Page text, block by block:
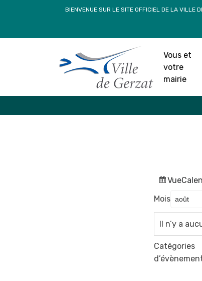
BIENVENUE SUR LE SITE OFFICIEL DE LA VILLE
Vous et
votre
mairie
Vue
Mois
Il n’y a
Catégories